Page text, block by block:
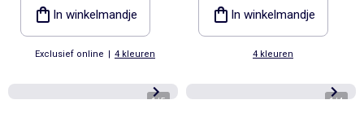
In winkelmandje
Exclusief online | 4 kleuren
In winkelmandje
4 kleuren
1/5 1/4